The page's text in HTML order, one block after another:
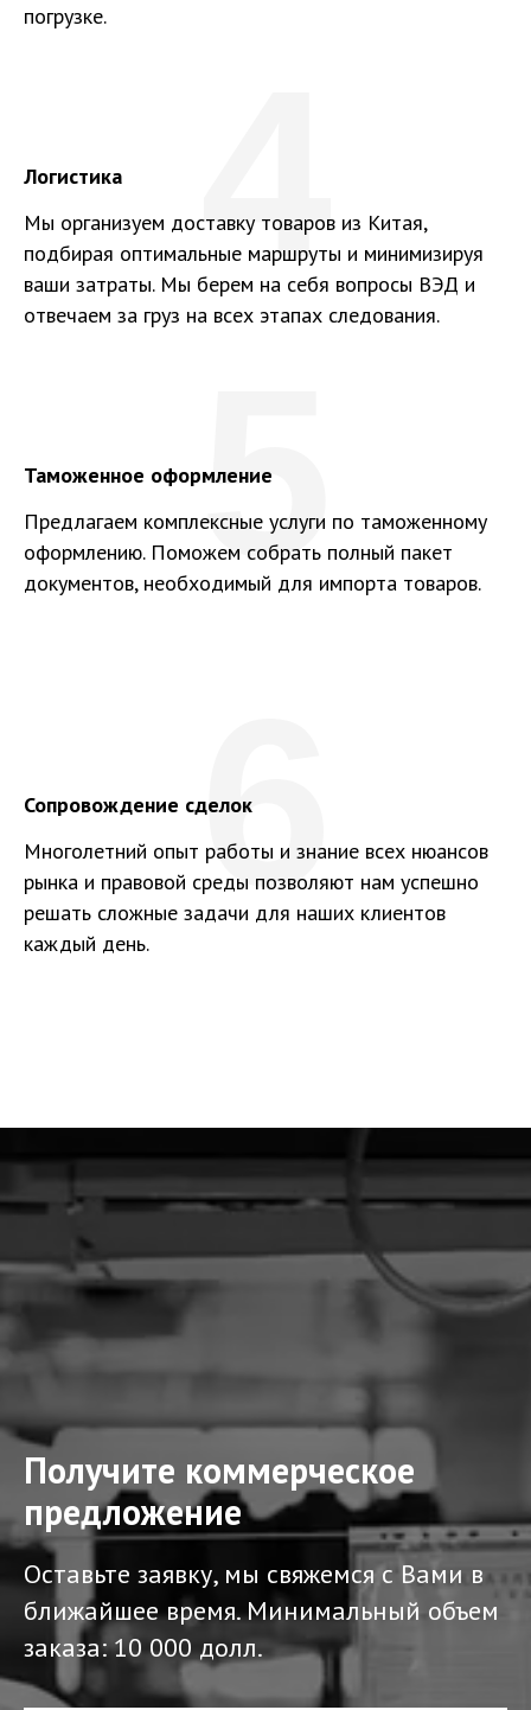
погрузке.
Логистика
Мы организуем доставку товаров из Китая,
подбирая оптимальные маршруты и минимизируя
ваши затраты. Мы берем на себя вопросы ВЭД и
отвечаем за груз на всех этапах следования.
4
Таможенное оформление
Предлагаем комплексные услуги по таможенному
оформлению. Поможем собрать полный пакет
документов, необходимый для импорта товаров.
5
Сопровождение сделок
Многолетний опыт работы и знание всех нюансов
рынка и правовой среды позволяют нам успешно
решать сложные задачи для наших клиентов
каждый день.
6
Получите коммерческое
предложение
Оставьте заявку, мы свяжемся с Вами в
ближайшее время. Минимальный объем
заказа: 10 000 долл.